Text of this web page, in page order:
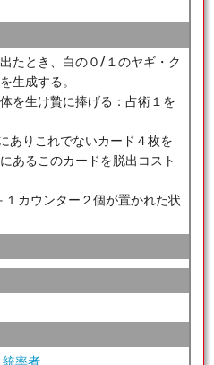
たとき、白の０/１のヤギ・ク
生成する。
を生け贄に捧げる：占術１を
ありこれでないカード４枚を
あるこのカードを脱出コスト
カウンター２個が置かれた状
統率者